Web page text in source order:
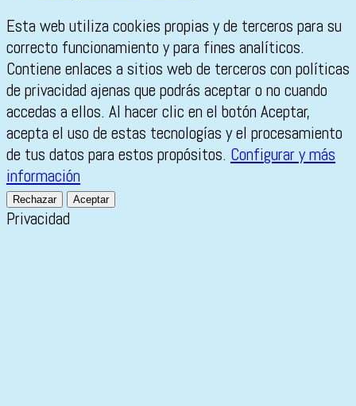
Esta web utiliza cookies propias y de terceros para su
correcto funcionamiento y para fines analíticos.
Contiene enlaces a sitios web de terceros con políticas
de privacidad ajenas que podrás aceptar o no cuando
accedas a ellos. Al hacer clic en el botón Aceptar,
acepta el uso de estas tecnologías y el procesamiento
de tus datos para estos propósitos. Configurar y más
información
Rechazar Aceptar
Privacidad